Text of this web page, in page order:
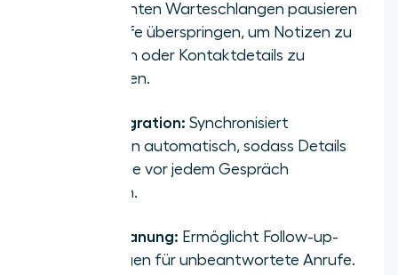
Lässt Agenten Warteschlangen pausieren
oder Anrufe überspringen, um Notizen zu
überprüfen oder Kontaktdetails zu
aktualisieren.
CRM-Integration: Synchronisiert
Anrufdaten automatisch, sodass Details
und Historie vor jedem Gespräch
erscheinen.
Rückrufplanung: Ermöglicht Follow-up-
Erinnerungen für unbeantwortete Anrufe.